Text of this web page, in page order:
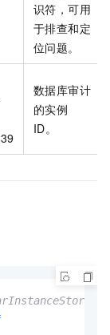
识符，可用
于排查和定
位问题。
数据库审计
的实例
ID。